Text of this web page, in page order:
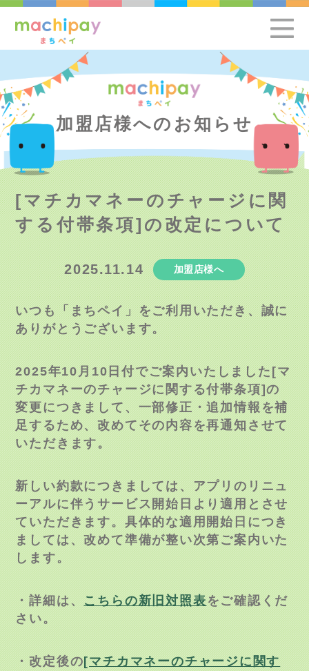
加盟店様へのお知らせ
[マチカマネーのチャージに関
する付帯条項]の改定について
2025.11.14 加盟店様へ
いつも「まちペイ」をご利用いただき、誠に
ありがとうございます。
2025年10月10日付でご案内いたしました[マ
チカマネーのチャージに関する付帯条項]の
変更につきまして、一部修正・追加情報を補
足するため、改めてその内容を再通知させて
いただきます。
新しい約款につきましては、アプリのリニュ
ーアルに伴うサービス開始日より適用とさせ
ていただきます。具体的な適用開始日につき
ましては、改めて準備が整い次第ご案内いた
します。
・詳細は、こちらの新旧対照表をご確認くだ
さい。
・改定後の[マチカマネーのチャージに関す